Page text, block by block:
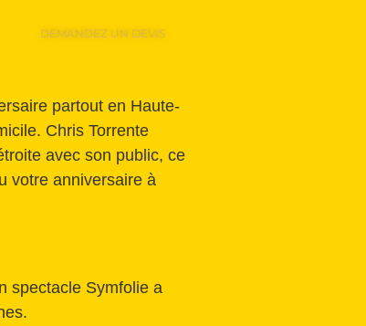
DEMANDEZ UN DEVIS
partout en Haute-
Chris Torrente
avec son public, ce
votre anniversaire à
spectacle Symfolie a